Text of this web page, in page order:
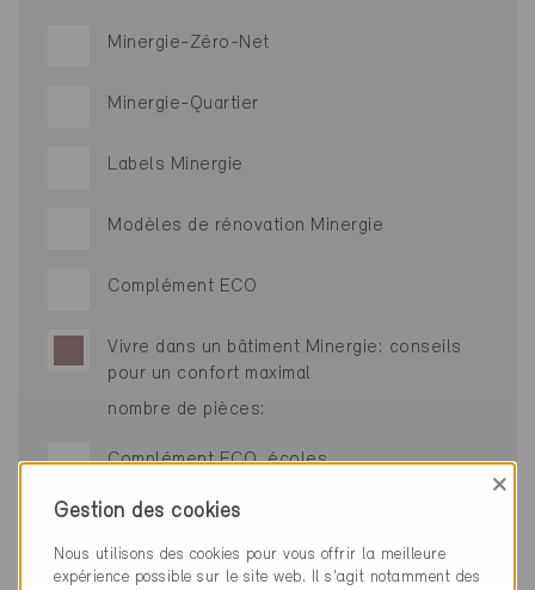
Minergie-Zéro-Net
Minergie-Quartier
Labels Minergie
Modèles de rénovation Minergie
Complément ECO
Vivre dans un bâtiment Minergie: conseils
pour un confort maximal
nombre de pièces:
Complément ECO, écoles
Gestion des cookies
×
Nous utilisons des cookies pour vous offrir la meilleure
expérience possible sur le site web. Il s'agit notamment des